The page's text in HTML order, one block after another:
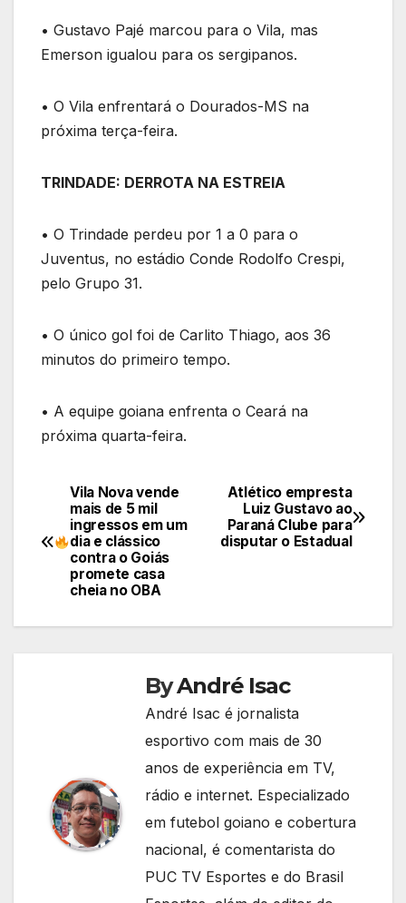
• Gustavo Pajé marcou para o Vila, mas
Emerson igualou para os sergipanos.
• O Vila enfrentará o Dourados-MS na
próxima terça-feira.
TRINDADE: DERROTA NA ESTREIA
• O Trindade perdeu por 1 a 0 para o
Juventus, no estádio Conde Rodolfo Crespi,
pelo Grupo 31.
• O único gol foi de Carlito Thiago, aos 36
minutos do primeiro tempo.
• A equipe goiana enfrenta o Ceará na
próxima quarta-feira.
Navegação
de
Post
Atlético empresta
Luiz Gustavo ao
Paraná Clube para
disputar o Estadual
Vila Nova vende
mais de 5 mil
ingressos em um
dia e clássico
contra o Goiás
promete casa
cheia no OBA
ByAndré Isac
André Isac é jornalista
esportivo com mais de 30
anos de experiência em TV,
rádio e internet. Especializado
em futebol goiano e cobertura
nacional, é comentarista do
PUC TV Esportes e do Brasil